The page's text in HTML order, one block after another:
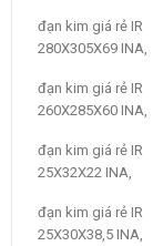
đạn kim giá rẻ IR
280X305X69 INA,
đạn kim giá rẻ IR
260X285X60 INA,
đạn kim giá rẻ IR
25X32X22 INA,
đạn kim giá rẻ IR
25X30X38,5 INA,